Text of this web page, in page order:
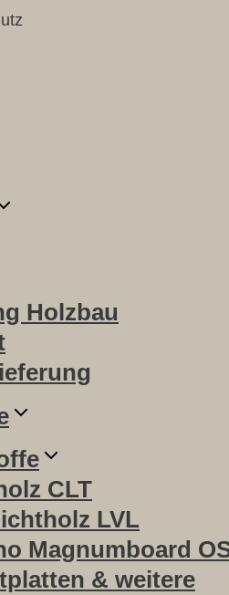
Holzbau
CLT
LVL
Magnumboard
& weitere